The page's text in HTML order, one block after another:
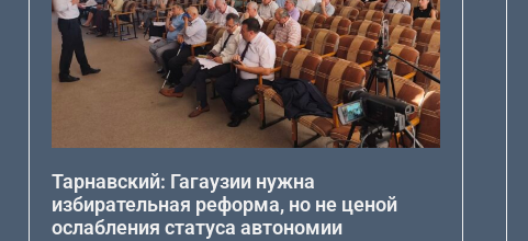
Тарнавский: Гагаузии нужна
избирательная реформа, но не ценой
ослабления статуса автономии